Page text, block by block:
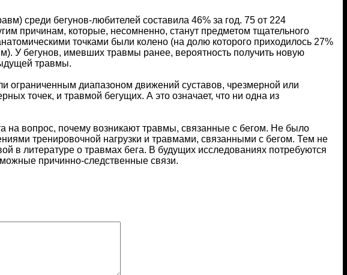
среди бегунов-любителей составила 46% за год. 75 от 224
причинам, которые, несомненно, станут предметом тщательного
точками были колено (на долю которого приходилось 27%
У бегунов, имевших травмы ранее, вероятность получить новую
травмы.
ограниченным диапазоном движений суставов, чрезмерной или
точек, и травмой бегущих. А это означает, что ни одна из
на вопрос, почему возникают травмы, связанные с бегом. Не было
тренировочной нагрузки и травмами, связанными с бегом. Тем не
в литературе о травмах бега. В будущих исследованиях потребуются
причинно-следственные связи.